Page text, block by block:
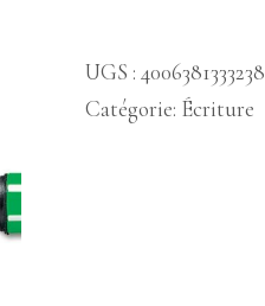
UGS : 4006381333238
Catégorie: Écriture